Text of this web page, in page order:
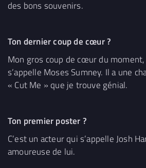
des bons souvenirs.
Ton dernier coup de cœur ?
Mon gros coup de cœur du
s’appelle Moses Sumney. Il a une
« Cut Me » que je trouve génial.
Ton premier poster ?
C’est un acteur qui s’appelle Josh
amoureuse de lui.